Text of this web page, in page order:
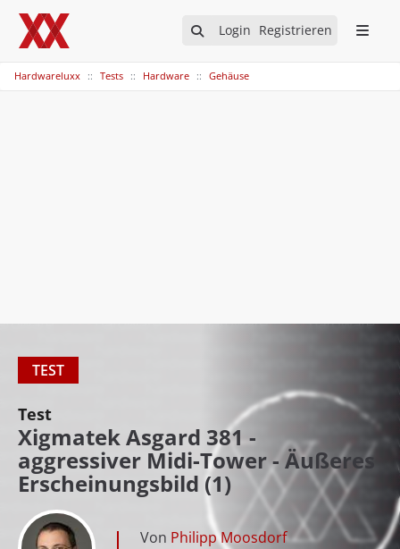
Login Registrieren
Hardwareluxx Tests Hardware Gehäuse
TEST
Test
Xigmatek Asgard 381 -
aggressiver Midi-Tower - Äußeres
Erscheinungsbild (1)
Von Philipp Moosdorf